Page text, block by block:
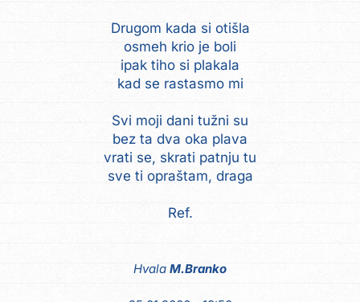
Drugom kada si otišla
osmeh krio je boli
ipak tiho si plakala
kad se rastasmo mi
Svi moji dani tužni su
bez ta dva oka plava
vrati se, skrati patnju tu
sve ti opraštam, draga
Ref.
Hvala M.Branko